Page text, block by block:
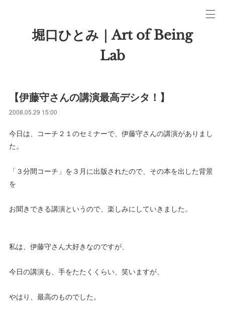
堀口ひとみ｜Art of Being
Lab
【伊藤守さんの講演最高デシタ！】
2008.05.29 15:00
今日は、コーチ２１のセミナーで、伊藤守さんの講演がありまし
た。
「３分間コーチ」を３月に出版されたので、その本を出した背景
を
お聞きできる講演というので、楽しみにしていきました。
私は、伊藤守さん大好きなのですが、
今日の講演も、手をたたくくらい、笑いますが、
やはり、最高のものでした。